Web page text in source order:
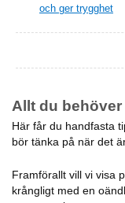
och ger trygghet
Allt du
Här får du handfasta
bör tänka på när det
Framförallt vill vi visa
krångligt med en